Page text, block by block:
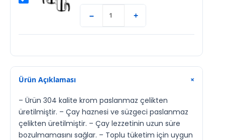
− +
Ürün Açıklaması +
– Ürün 304 kalite krom paslanmaz çelikten
üretilmiştir. – Çay haznesi ve süzgeci paslanmaz
çelikten üretilmiştir. – Çay lezzetinin uzun süre
bozulmamasını sağlar. – Toplu tüketim için uygun